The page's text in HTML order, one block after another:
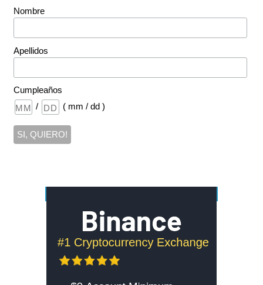
Nombre
Apellidos
Cumpleaños
/
( mm / dd )